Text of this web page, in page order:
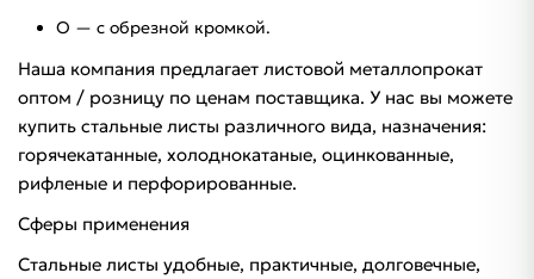
О — с обрезной кромкой.
Наша компания предлагает листовой металлопрокат
оптом / розницу по ценам поставщика. У нас вы можете
купить стальные листы различного вида, назначения:
горячекатанные, холоднокатаные, оцинкованные,
рифленые и перфорированные.
Сферы применения
Стальные листы удобные, практичные, долговечные,